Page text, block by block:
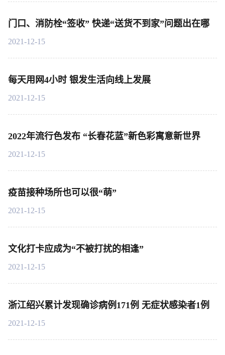
门口、消防栓“签收” 快递“送货不到家”问题出在哪
2021-12-15
每天用网4小时 银发生活向线上发展
2021-12-15
2022年流行色发布 “长春花蓝”新色彩寓意新世界
2021-12-15
疫苗接种场所也可以很“萌”
2021-12-15
文化打卡应成为“不被打扰的相逢”
2021-12-15
浙江绍兴累计发现确诊病例171例 无症状感染者1例
2021-12-15